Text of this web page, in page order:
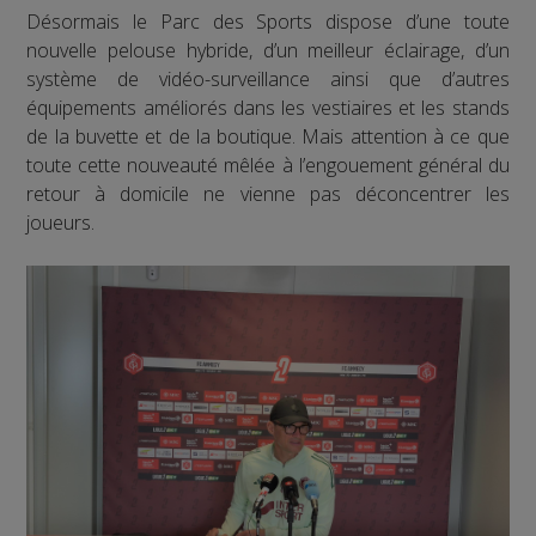
Désormais le Parc des Sports dispose d’une toute
nouvelle pelouse hybride, d’un meilleur éclairage, d’un
système de vidéo-surveillance ainsi que d’autres
équipements améliorés dans les vestiaires et les stands
de la buvette et de la boutique. Mais attention à ce que
toute cette nouveauté mêlée à l’engouement général du
retour à domicile ne vienne pas déconcentrer les
joueurs.